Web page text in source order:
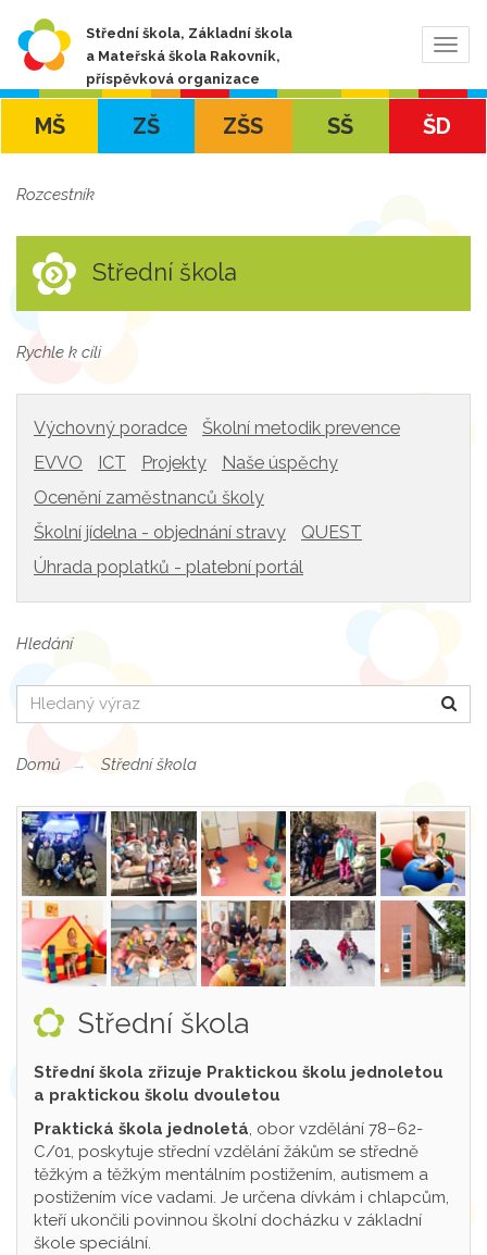
Střední škola, Základní škola
a Mateřská škola Rakovník,
příspěvková organizace
MŠ ZŠ ZŠS SŠ ŠD
Rozcestník
Střední škola
Rychle k cíli
Výchovný poradce
Školní metodik prevence
EVVO
ICT Projekty
Naše úspěchy
Ocenění zaměstnanců školy
Školní jídelna - objednání stravy
QUEST
Úhrada poplatků - platební portál
Hledání
Hledat
Domů Střední škola
Střední škola
Střední škola zřizuje Praktickou školu jednoletou
a praktickou školu dvouletou
Praktická škola jednoletá, obor vzdělání 78–62-
C/01, poskytuje střední vzdělání žákům se středně
těžkým a těžkým mentálním postižením, autismem a
postižením více vadami. Je určena dívkám i chlapcům,
kteří ukončili povinnou školní docházku v základní
škole speciální.